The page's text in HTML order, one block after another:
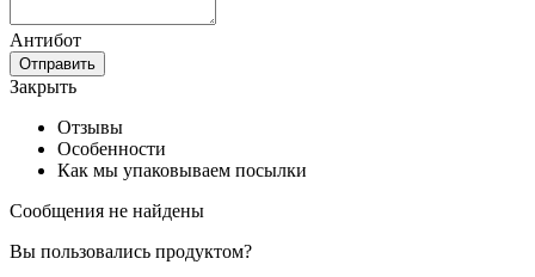
Антибот
Отправить
Закрыть
Отзывы
Особенности
Как мы упаковываем посылки
Сообщения не найдены
Вы пользовались продуктом?